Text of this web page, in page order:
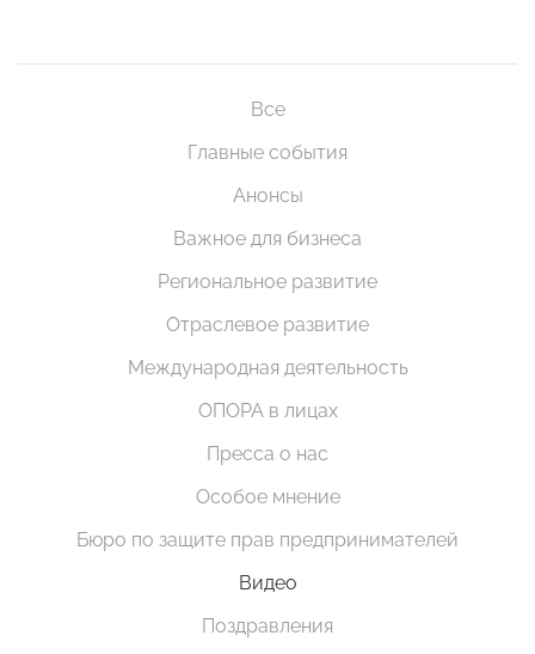
Все
Главные события
Анонсы
Важное для бизнеса
Региональное развитие
Отраслевое развитие
Международная деятельность
ОПОРА в лицах
Пресса о нас
Особое мнение
Бюро по защите прав предпринимателей
Видео
Поздравления